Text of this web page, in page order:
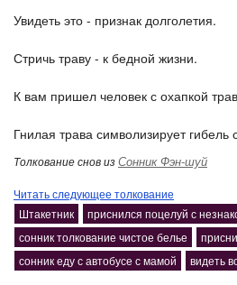
Увидеть это - признак долголетия.
Стричь траву - к бедной жизни.
К вам пришел человек с охапкой
Гнилая трава символизирует гибель
Толкование снов изСонник Фэн-шуй
Читать следующее толкование
Штакетник
приснился поцелуй с
сонник толкование чистое белье
сонник еду с автобусе с мамой
видеть